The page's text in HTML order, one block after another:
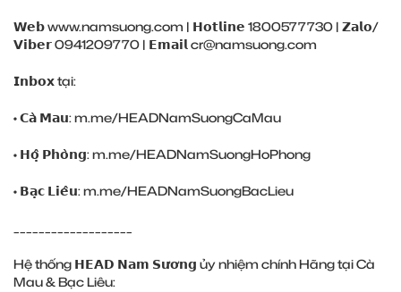
𝗪𝗲𝗯www.namsuong.com | 𝗛𝗼𝘁𝗹𝗶𝗻𝗲 1800577730 | 𝗭𝗮𝗹𝗼/
𝗩𝗶𝗯𝗲𝗿 0941209770 | 𝗘𝗺𝗮𝗶𝗹 cr@namsuong.com
𝗜𝗻𝗯𝗼𝘅 tại:
• 𝗖𝗮̀ 𝗠𝗮𝘂:m.me/HEADNamSuongCaMau
• 𝗛𝗼̣̂ 𝗣𝗵𝗼̀𝗻𝗴:m.me/HEADNamSuongHoPhong
• 𝗕𝗮̣𝗰 𝗟𝗶𝗲̂𝘂:m.me/HEADNamSuongBacLieu
Hệ thống 𝗛𝗘𝗔𝗗 𝗡𝗮𝗺 𝗦𝘂̛𝗼̛𝗻𝗴 ủy nhiệm chính Hãng tại Cà
Mau & Bạc Liêu: